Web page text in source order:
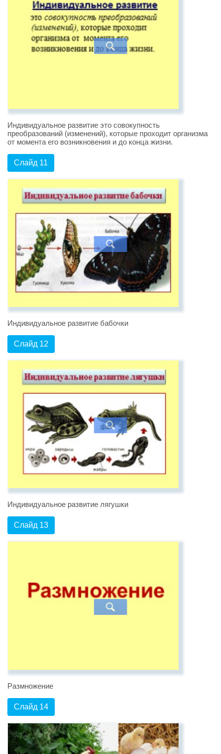
Индивидуальное развитие это совокупность
преобразований (изменений), которые проходит организма
от момента его возникновения и до конца жизни.
Слайд 11
Индивидуальное развитие бабочки
Слайд 12
Индивидуальное развитие лягушки
Слайд 13
Размножение
Слайд 14